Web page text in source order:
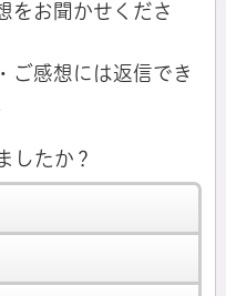
をお聞かせくださ
ご感想には返信でき
したか？